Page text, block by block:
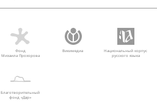
Фонд
Михаила Прохорова
Викимедиа
Национальный корпус
русского языка
Благотворительный
фонд «Дар»